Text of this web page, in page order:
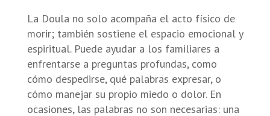
La Doula no solo acompaña el acto físico de
morir; también sostiene el espacio emocional y
espiritual. Puede ayudar a los familiares a
enfrentarse a preguntas profundas, como
cómo despedirse, qué palabras expresar, o
cómo manejar su propio miedo o dolor. En
ocasiones, las palabras no son necesarias: una